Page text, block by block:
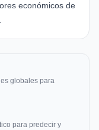
económicos de
.
globales para
para predecir y